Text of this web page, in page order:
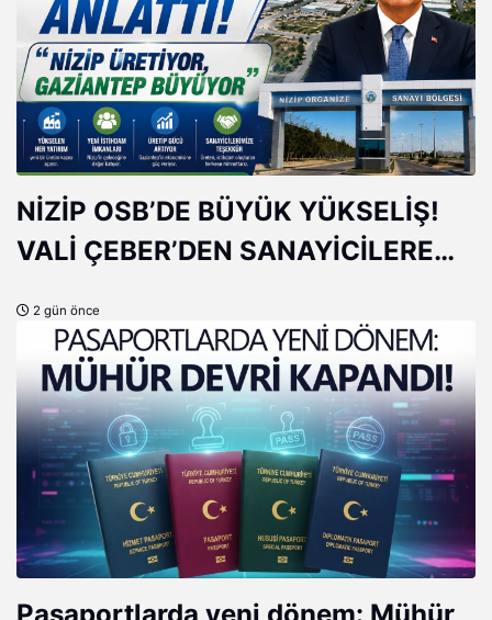
NİZİP OSB’DE BÜYÜK YÜKSELİŞ!
VALİ ÇEBER’DEN SANAYİCİLERE
2 gün önce